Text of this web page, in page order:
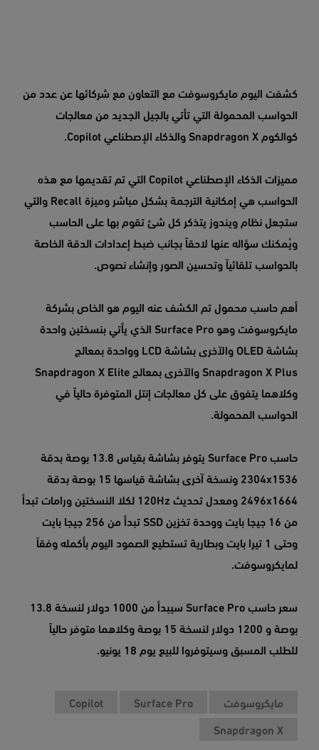
كشفت اليوم مايكروسوفت مع التعاون مع شركائها عن عدد من
الحواسب المحمولة التي تأتي بالجيل الجديد من معالجات
كوالكوم Snapdragon X والذكاء الإصطناعي Copilot.
مميزات الذكاء الإصطناعي Copilot التي تم تقديمها مع هذه
الحواسب هي إمكانية الترجمة بشكل مباشر وميزة Recall والتي
ستجعل نظام ويندوز يتذكر كل شئ تقوم بها على الحاسب
ويُمكنك سؤاله عنها لاحقاً بجانب ضبط إعدادات الدقة الخاصة
بالحواسب تلقائياً وتحسين الصور وإنشاء نصوص.
أهم حاسب محمول تم الكشف عنه اليوم هو الخاص بشركة
مايكروسوفت وهو Surface Pro الذي يأتي بنسختين واحدة
بشاشة OLED والآخرى بشاشة LCD وواحدة بمعالج
Snapdragon X Plus والآخرى بمعالج Snapdragon X Elite
وكلاهما يتفوق على كل معالجات إنتل المتوفرة حالياً في
الحواسب المحمولة.
حاسب Surface Pro يتوفر بشاشة بقياس 13.8 بوصة بدقة
2304x1536 ونسخة آخرى بشاشة قياسها 15 بوصة بدقة
2496x1664 ومعدل تحديث 120Hz لكلا النسختين ورامات تبدأ
من 16 جيجا بايت ووحدة تخزين SSD تبدأ من 256 جيجا بايت
وحتى 1 تيرا بايت وبطارية تستطيع الصمود اليوم بأكمله وفقاً
لمايكروسوفت.
سعر حاسب Surface Pro سيبدأ من 1000 دولار لنسخة 13.8
بوصة و 1200 دولار لنسخة 15 بوصة وكلاهما متوفر حالياً
للطلب المسبق وسيتوفروا للبيع يوم 18 يونيو.
مايكروسوفت Surface Pro
Copilot
Snapdragon X